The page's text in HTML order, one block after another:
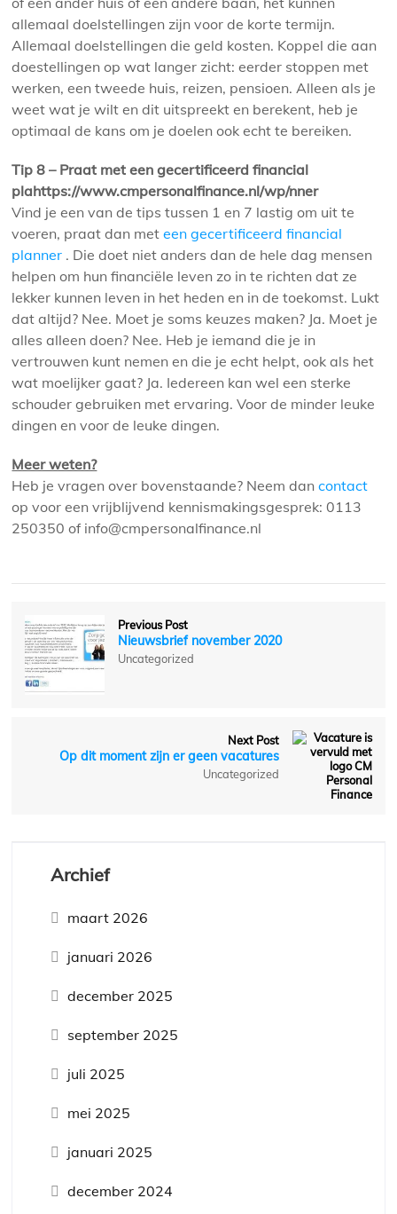
allemaal doelstellingen zijn voor de korte termijn.
Allemaal doelstellingen die geld kosten. Koppel die aan
doestellingen op wat langer zicht: eerder stoppen met
werken, een tweede huis, reizen, pensioen. Alleen als je
weet wat je wilt en dit uitspreekt en berekent, heb je
optimaal de kans om je doelen ook echt te bereiken.
Tip 8 – Praat met een gecertificeerd financial
plahttps://www.cmpersonalfinance.nl/wp/nner
Vind je een van de tips tussen 1 en 7 lastig om uit te
voeren, praat dan meteen gecertificeerd financial
planner . Die doet niet anders dan de hele dag mensen
helpen om hun financiële leven zo in te richten dat ze
lekker kunnen leven in het heden en in de toekomst. Lukt
dat altijd? Nee. Moet je soms keuzes maken? Ja. Moet je
alles alleen doen? Nee. Heb je iemand die je in
vertrouwen kunt nemen en die je echt helpt, ook als het
wat moelijker gaat? Ja. Iedereen kan wel een sterke
schouder gebruiken met ervaring. Voor de minder leuke
dingen en voor de leuke dingen.
Meer weten?
Heb je vragen over bovenstaande? Neem dancontact
op voor een vrijblijvend kennismakingsgesprek: 0113
250350 of info@cmpersonalfinance.nl
Previous Post
Nieuwsbrief november 2020
Uncategorized
Next Post
Op dit moment zijn er geen vacatures
Uncategorized
Archief
maart 2026
januari 2026
december 2025
september 2025
juli 2025
mei 2025
januari 2025
december 2024